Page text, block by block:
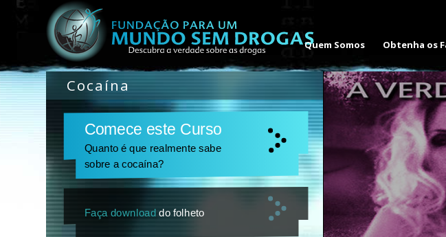
Quem Somos Obtenha os
Cocaína
Comece este Curso
Quanto é que realmente sabe
sobre a cocaína?
Faça downloaddo folheto